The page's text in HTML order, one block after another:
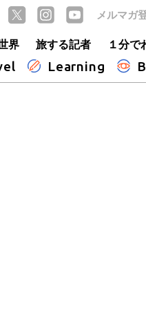
界 旅する記者 １分で
Learning
メルマガ